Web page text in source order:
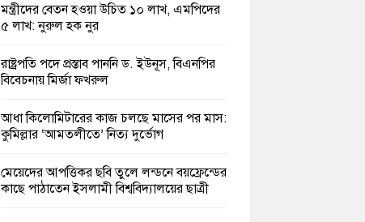
মন্ত্রীদের বেতন হওয়া উচিত ১০ লাখ, এমপিদের
৫ লাখ: নুরুল হক নুর
রাষ্ট্রপতি পদে প্রস্তাব পাননি ড. ইউনূস, বিএনপির
বিবেচনায় মির্জা ফখরুল
আধা কিলোমিটারের কাজ চলছে মাসের পর মাস:
কুমিল্লার ‘আমতলীতে’ নিত্য দুর্ভোগ
মেয়েদের আপত্তিকর ছবি তুলে লন্ডনে বয়ফ্রেন্ডের
কাছে পাঠাতেন ইসলামী বিশ্ববিদ্যালয়ের ছাত্রী